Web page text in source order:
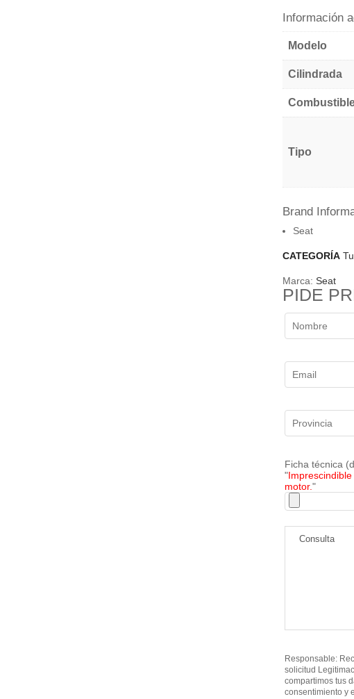
Información
Modelo
Cilindrada
Tipo
Brand
Seat
CATEGORÍA
Marca: Seat
PIDE
Ficha técnica
"
motor."
Responsable:
solicitud
compartimos tus
consentimiento y